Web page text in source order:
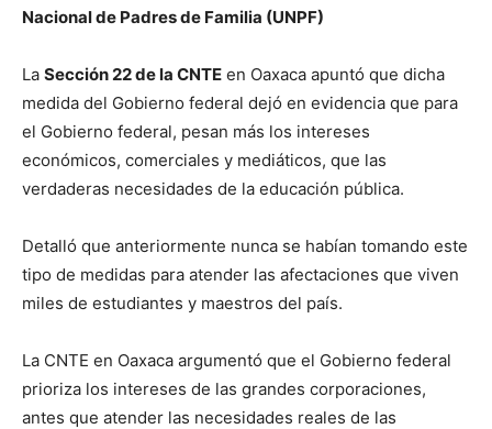
Nacional de Padres de Familia (UNPF)
La Sección 22 de la CNTE en Oaxaca apuntó que dicha
medida del Gobierno federal dejó en evidencia que para
el Gobierno federal, pesan más los intereses
económicos, comerciales y mediáticos, que las
verdaderas necesidades de la educación pública.
Detalló que anteriormente nunca se habían tomando este
tipo de medidas para atender las afectaciones que viven
miles de estudiantes y maestros del país.
La CNTE en Oaxaca argumentó que el Gobierno federal
prioriza los intereses de las grandes corporaciones,
antes que atender las necesidades reales de las